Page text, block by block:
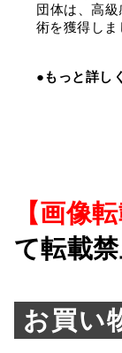
団体は、高
術を獲得しま
●もっと詳し
【画像
て転載禁
お買